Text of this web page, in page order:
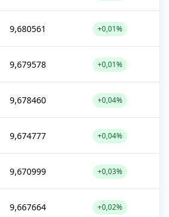
9,680561 +0,01%
9,679578 +0,01%
9,678460 +0,04%
9,674777 +0,04%
9,670999 +0,03%
9,667664 +0,02%